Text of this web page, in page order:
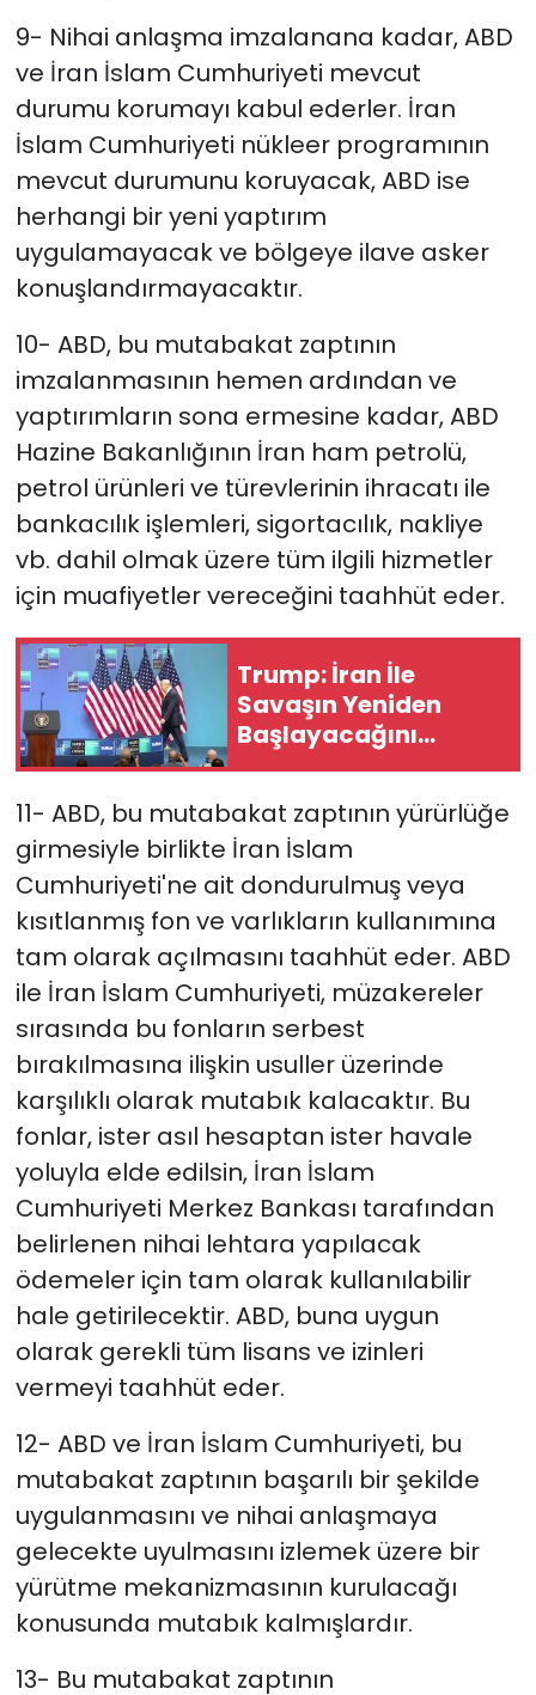
9- Nihai anlaşma imzalanana kadar, ABD
ve İran İslam Cumhuriyeti mevcut
durumu korumayı kabul ederler. İran
İslam Cumhuriyeti nükleer programının
mevcut durumunu koruyacak, ABD ise
herhangi bir yeni yaptırım
uygulamayacak ve bölgeye ilave asker
konuşlandırmayacaktır.
10- ABD, bu mutabakat zaptının
imzalanmasının hemen ardından ve
yaptırımların sona ermesine kadar, ABD
Hazine Bakanlığının İran ham petrolü,
petrol ürünleri ve türevlerinin ihracatı ile
bankacılık işlemleri, sigortacılık, nakliye
vb. dahil olmak üzere tüm ilgili hizmetler
için muafiyetler vereceğini taahhüt eder.
Trump: İran İle
Savaşın Yeniden
Başlayacağını
Düşünmüyorum
11- ABD, bu mutabakat zaptının yürürlüğe
girmesiyle birlikte İran İslam
Cumhuriyeti'ne ait dondurulmuş veya
kısıtlanmış fon ve varlıkların kullanımına
tam olarak açılmasını taahhüt eder. ABD
ile İran İslam Cumhuriyeti, müzakereler
sırasında bu fonların serbest
bırakılmasına ilişkin usuller üzerinde
karşılıklı olarak mutabık kalacaktır. Bu
fonlar, ister asıl hesaptan ister havale
yoluyla elde edilsin, İran İslam
Cumhuriyeti Merkez Bankası tarafından
belirlenen nihai lehtara yapılacak
ödemeler için tam olarak kullanılabilir
hale getirilecektir. ABD, buna uygun
olarak gerekli tüm lisans ve izinleri
vermeyi taahhüt eder.
12- ABD ve İran İslam Cumhuriyeti, bu
mutabakat zaptının başarılı bir şekilde
uygulanmasını ve nihai anlaşmaya
gelecekte uyulmasını izlemek üzere bir
yürütme mekanizmasının kurulacağı
konusunda mutabık kalmışlardır.
13- Bu mutabakat zaptının